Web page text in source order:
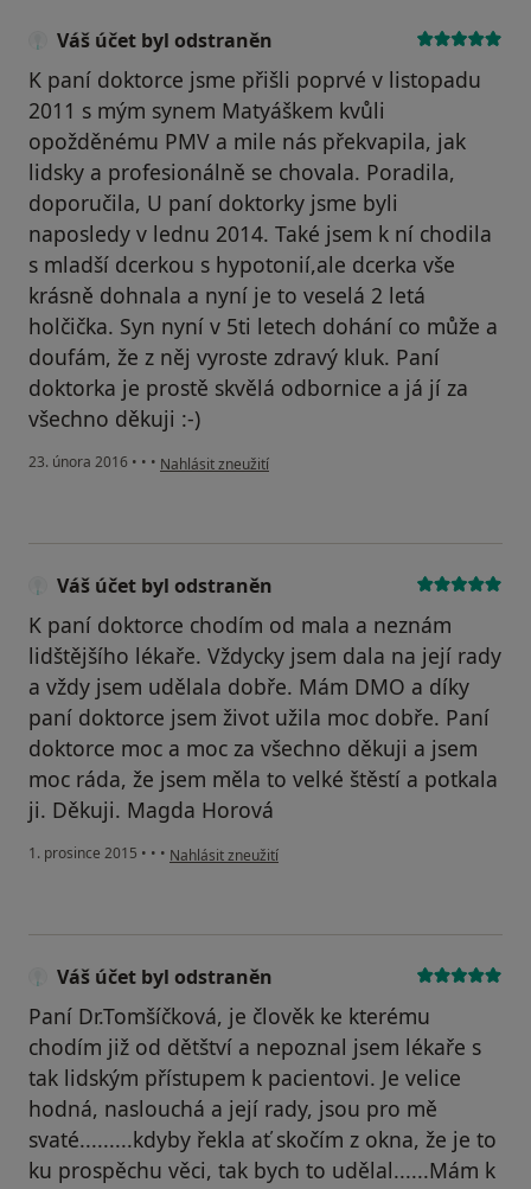
Váš účet byl odstraněn
K paní doktorce jsme přišli poprvé v listopadu
2011 s mým synem Matyáškem kvůli
opožděnému PMV a mile nás překvapila, jak
lidsky a profesionálně se chovala. Poradila,
doporučila, U paní doktorky jsme byli
naposledy v lednu 2014. Také jsem k ní chodila
s mladší dcerkou s hypotonií,ale dcerka vše
krásně dohnala a nyní je to veselá 2 letá
holčička. Syn nyní v 5ti letech dohání co může a
doufám, že z něj vyroste zdravý kluk. Paní
doktorka je prostě skvělá odbornice a já jí za
všechno děkuji :-)
23. února 2016 • • • podle názoru uživatele Váš účet byl odstraněn
Nahlásit zneužití
Váš účet byl odstraněn
K paní doktorce chodím od mala a neznám
lidštějšího lékaře. Vždycky jsem dala na její rady
a vždy jsem udělala dobře. Mám DMO a díky
paní doktorce jsem život užila moc dobře. Paní
doktorce moc a moc za všechno děkuji a jsem
moc ráda, že jsem měla to velké štěstí a potkala
ji. Děkuji. Magda Horová
1. prosince 2015 • • • podle názoru uživatele Váš účet byl odstraněn
Nahlásit zneužití
Váš účet byl odstraněn
Paní Dr.Tomšíčková, je člověk ke kterému
chodím již od dětštví a nepoznal jsem lékaře s
tak lidským přístupem k pacientovi. Je velice
hodná, naslouchá a její rady, jsou pro mě
svaté.........kdyby řekla ať skočím z okna, že je to
ku prospěchu věci, tak bych to udělal......Mám k